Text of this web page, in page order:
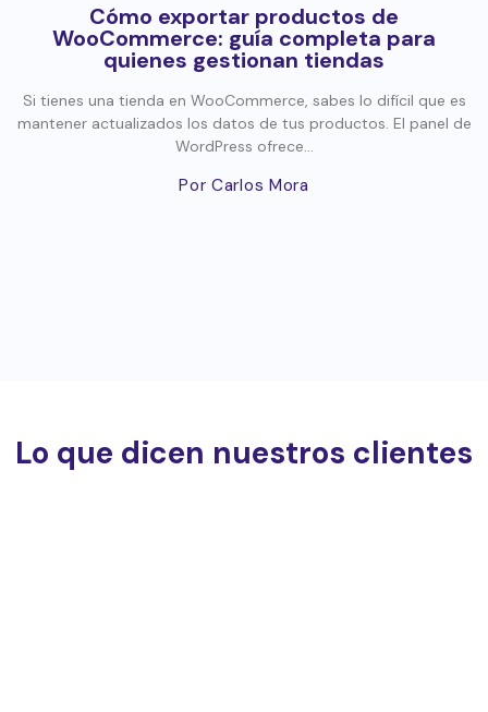
Cómo exportar productos de
WooCommerce: guía completa para
quienes gestionan tiendas
Si tienes una tienda en WooCommerce, sabes lo difícil que es
mantener actualizados los datos de tus productos. El panel de
WordPress ofrece...
Por Carlos Mora
Lo que dicen nuestros clientes